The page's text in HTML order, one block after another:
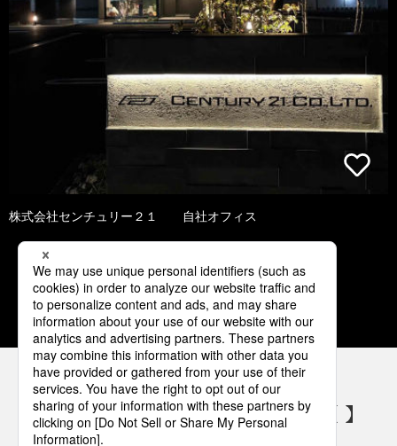
株式会社センチュリー２１ 自社オフィス
1 2 3 4 5
パナソニックの電気設備 SNSアカウント